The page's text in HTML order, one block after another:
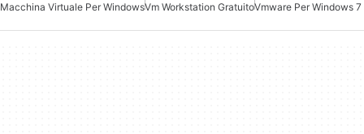
Macchina Virtuale Per WindowsVm Workstation GratuitoVmware Per Windows 7